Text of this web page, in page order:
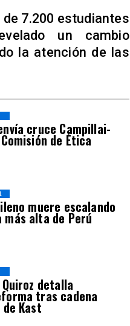
cruce Campillai-
de Ética
muere escalando
más alta de Perú
detalla
tras cadena
Kast
7.200 estudiantes
un cambio
la atención de las